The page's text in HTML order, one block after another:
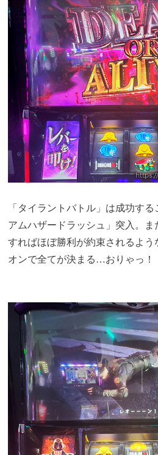
「タイラントバトル」は成功す
アムハザードラッシュ」突入。
すればほぼ勝利が約束されるよ
オンで全てが決まる…おりゃっ！